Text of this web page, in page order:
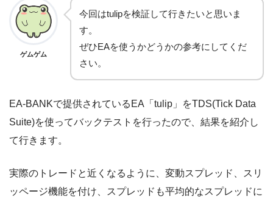
ゲムゲム
今回はtulipを検証して行きたいと思いま
す。
ぜひEAを使うかどうかの参考にしてくだ
さい。
EA-BANKで提供されているEA「tulip」をTDS(Tick Data
Suite)を使ってバックテストを行ったので、結果を紹介し
て行きます。
実際のトレードと近くなるように、変動スプレッド、スリ
ッページ機能を付け、スプレッドも平均的なスプレッドに